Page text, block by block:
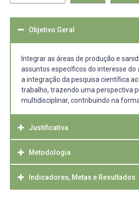
Objetivo Geral
Integrar as áreas de produção e
assuntos específicos do interesse do
a integração da pesquisa científica ao
trabalho, trazendo uma perspectiva
multidisciplinar, contribuindo na
Justificativa
O curso de Medicina Veterinária da
essência, generalista, buscando
conhecimento nas diversas áreas de
Metodologia
Serão realizadas reuniões periódicas,
pertinentes ao escopo do projeto.
Indicadores, Metas e Resultados